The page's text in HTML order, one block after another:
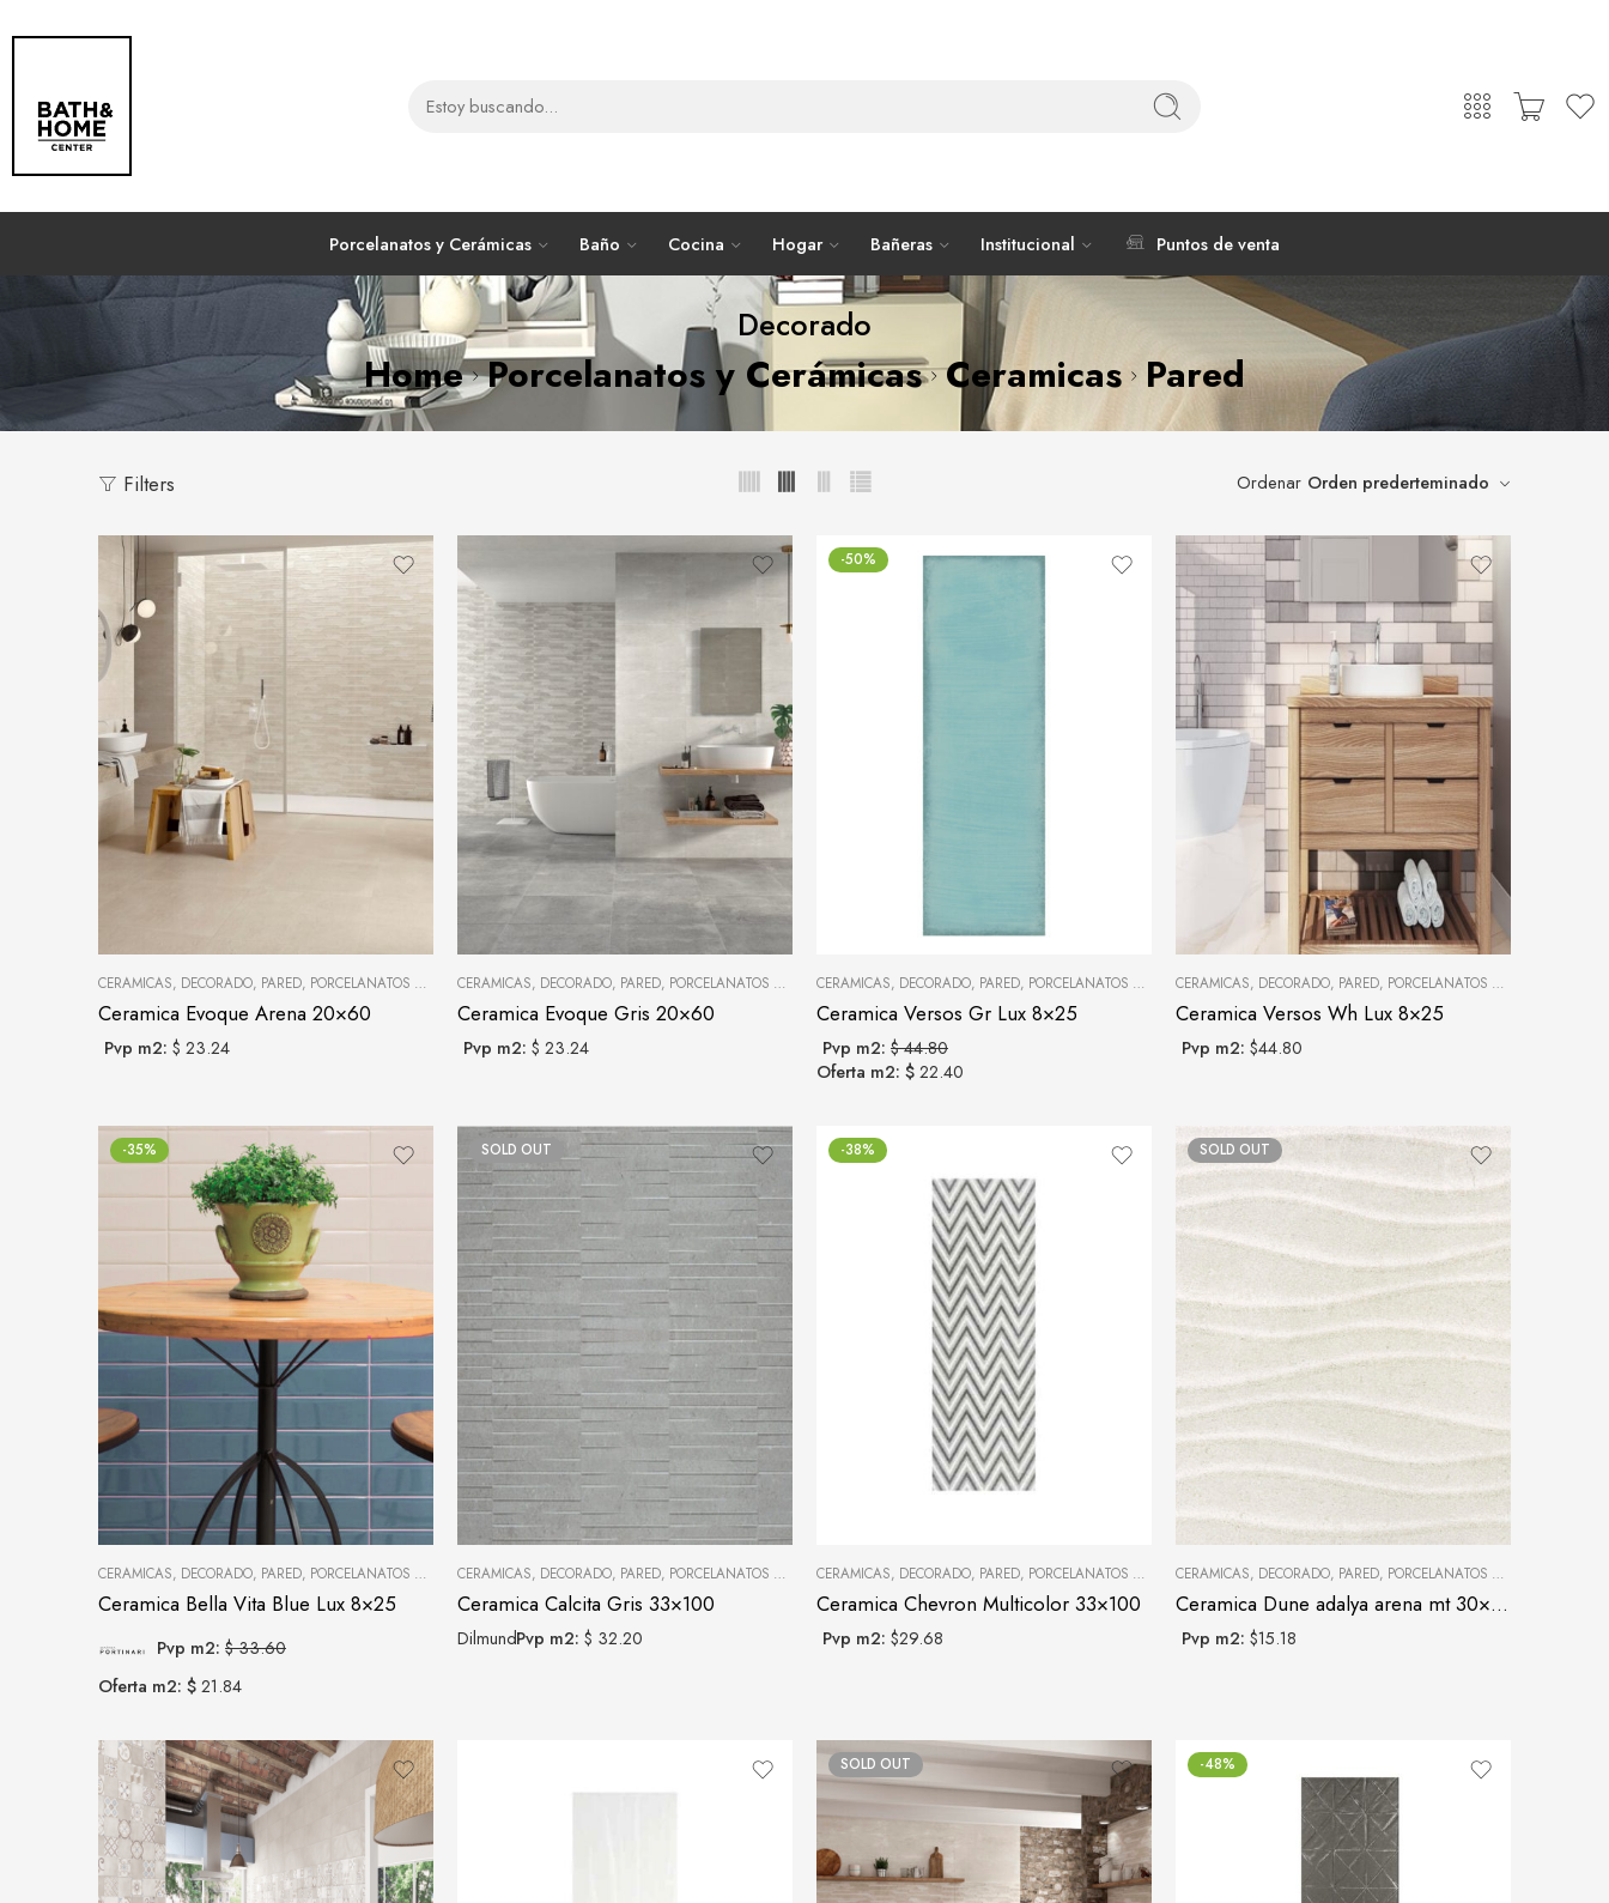
Porcelanatos y Cerámicas Baño Cocina Hogar Bañeras Institucional Puntos de venta
Decorado
Home Porcelanatos y Cerámicas Ceramicas Pared
Filters Ordenar Orden prederteminado
CERAMICAS, DECORADO, PARED, PORCELANATOS Y CERÁMICAS
Ceramica Evoque Arena 20×60
Pvp m2: $ 23.24
CERAMICAS, DECORADO, PARED, PORCELANATOS Y CERÁMICAS
Ceramica Evoque Gris 20×60
Pvp m2: $ 23.24
-50%
CERAMICAS, DECORADO, PARED, PORCELANATOS Y CERÁMICAS
Ceramica Versos Gr Lux 8×25
Pvp m2: $ 44.80
Oferta m2: $22.40
CERAMICAS, DECORADO, PARED, PORCELANATOS Y CERÁMICAS
Ceramica Versos Wh Lux 8×25
Pvp m2: $44.80
-35%
CERAMICAS, DECORADO, PARED, PORCELANATOS Y CERÁMICAS
Ceramica Bella Vita Blue Lux 8×25
Pvp m2: $ 33.60
Oferta m2: $21.84
SOLD OUT
CERAMICAS, DECORADO, PARED, PORCELANATOS Y CERÁMICAS
Ceramica Calcita Gris 33×100
DilmundPvp m2: $ 32.20
-38%
CERAMICAS, DECORADO, PARED, PORCELANATOS Y CERÁMICAS
Ceramica Chevron Multicolor 33×100
Pvp m2: $29.68
SOLD OUT
CERAMICAS, DECORADO, PARED, PORCELANATOS Y CERÁMICAS
Ceramica Dune adalya arena mt 30×60
Pvp m2: $15.18
SOLD OUT -48%